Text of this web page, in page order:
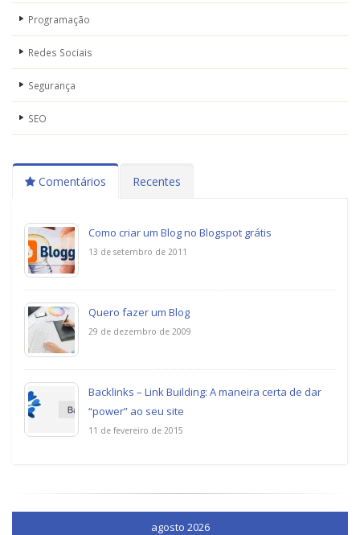
Programação
Redes Sociais
Segurança
SEO
Comentários Recentes
Como criar um Blog no Blogspot grátis
13 de setembro de 2011
Quero fazer um Blog
29 de dezembro de 2009
Backlinks – Link Building: A maneira certa de dar
“power” ao seu site
11 de fevereiro de 2015
agosto 2026